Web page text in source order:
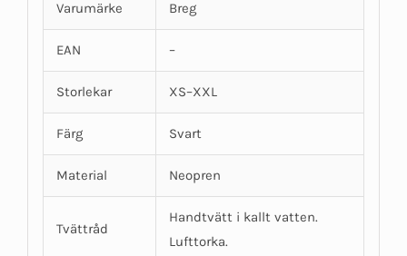
Varumärke Breg
EAN –
Storlekar XS–XXL
Färg Svart
Material Neopren
Tvättråd
Handtvätt i kallt vatten.
Lufttorka.